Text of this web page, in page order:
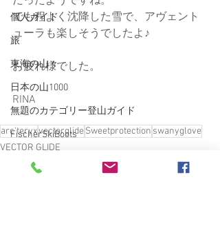
個人ガイド
旅
東海の山々
日本の山1000
無題のカテゴリー登山ガイド
FischerSkiBoots
でも程よく沈降した雪で、アヴェント
ューラも楽しそうでしたよ♪
お疲れ様でした。
RINA
arc'teryxvectorglideSweetprotection swanyglove
VECTOR GLIDE
ARC'TERYX